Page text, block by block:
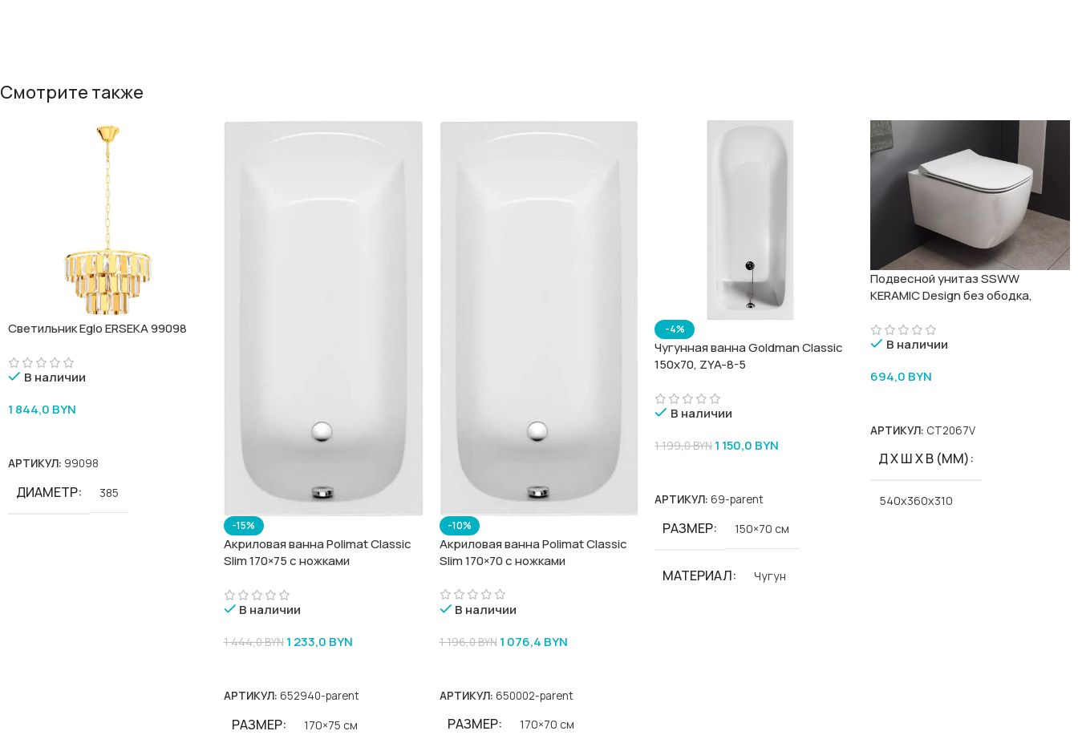
Смотрите также
Светильник Eglo ERSEKA 99098
В наличии
1 844,0 BYN
АРТИКУЛ: 99098
ДИАМЕТР 385
-15%
Акриловая ванна Polimat Classic
Slim 170×75 с ножками
В наличии
1 444,0BYN 1 233,0 BYN
АРТИКУЛ: 652940-parent
РАЗМЕР 170×75 см
-10%
Акриловая ванна Polimat Classic
Slim 170×70 с ножками
В наличии
1 196,0BYN 1 076,4 BYN
АРТИКУЛ: 650002-parent
РАЗМЕР 170×70 см
-4%
Чугунная ванна Goldman Classic
150х70, ZYA-8-5
В наличии
1 199,0BYN 1 150,0 BYN
АРТИКУЛ: 69-parent
РАЗМЕР 150×70 см
МАТЕРИАЛ Чугун
Подвесной унитаз SSWW
KERAMIC Design без ободка,
В наличии
694,0 BYN
АРТИКУЛ: CT2067V
Д Х Ш Х В (ММ)
540x360x310